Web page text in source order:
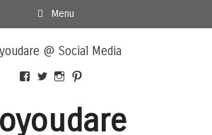
Menu
@ Social Media
View
Facebook
View
Twitter
View
Instagram
View
on
Pinterest